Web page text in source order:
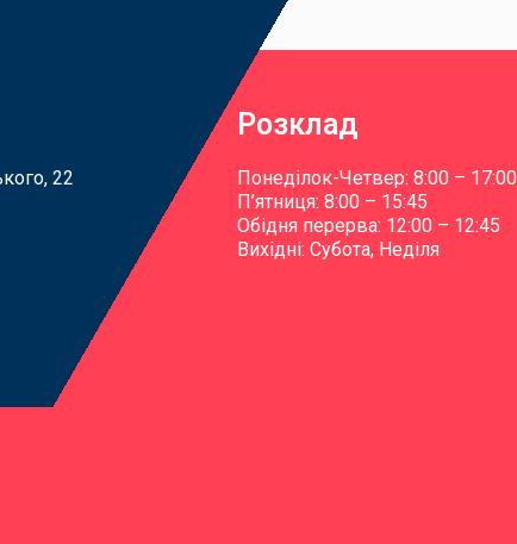
22
Розклад
Понеділок-Четвер: 8:00 – 17:00
П’ятниця: 8:00 – 15:45
Обідня перерва: 12:00 – 12:45
Вихідні: Субота, Неділя